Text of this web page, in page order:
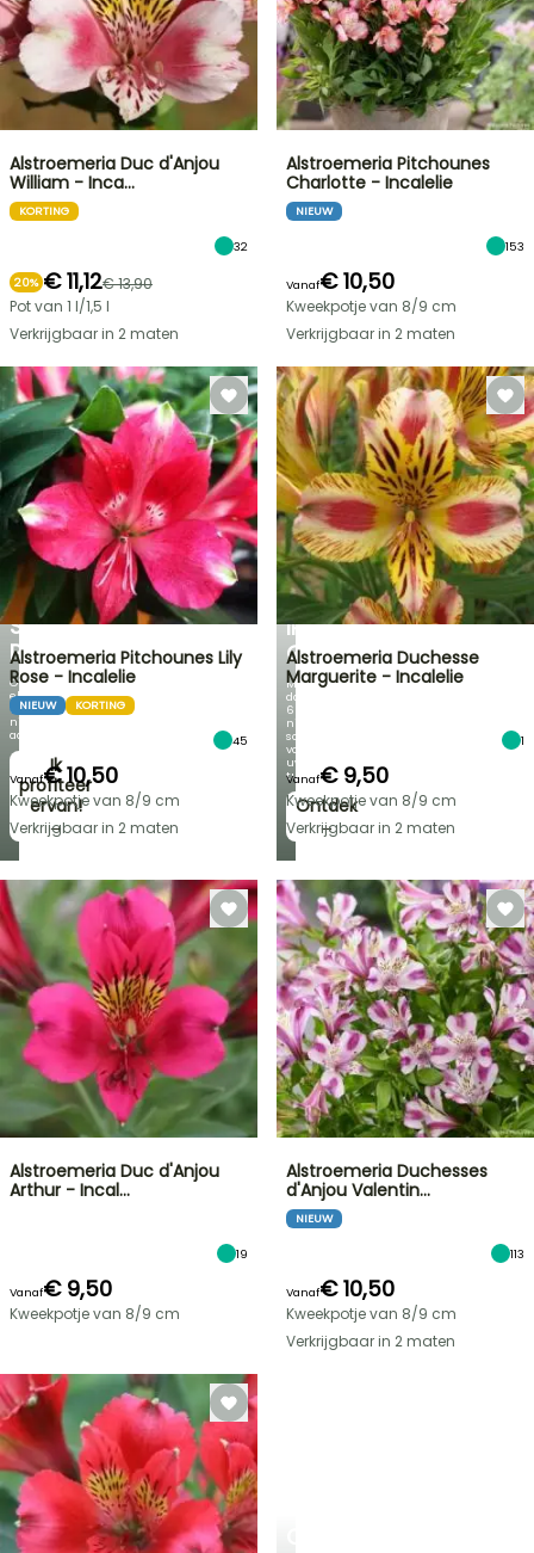
FLASH-
SALES
TOT
30%
KORTING
OP
EEN
SELECTIE
PLANTEN!
Ontdek
elke
week
nieuwe
aanbiedingen
Ik
profiteer
ervan!
→
VOORJAARSBOLLEN
NIEUWIGHEDEN
VAN
IRIS
GERMANICA
Meer
dan
60
nieuwe
soorten
voor
uw
tuin!
Ontdek
→
Alstroemeria Duc d'Anjou
William - Inca…
KORTING
32
20% € 11,12€ 13,90
Pot van 1 l/1,5 l
Verkrijgbaar in 2 maten
Alstroemeria Pitchounes
Charlotte - Incalelie
NIEUW
153
Vanaf€ 10,50
Kweekpotje van 8/9 cm
Verkrijgbaar in 2 maten
Alstroemeria Pitchounes Lily
Rose - Incalelie
NIEUW KORTING
45
Vanaf€ 10,50
Kweekpotje van 8/9 cm
Verkrijgbaar in 2 maten
Alstroemeria Duchesse
Marguerite - Incalelie
1
Vanaf€ 9,50
Kweekpotje van 8/9 cm
Verkrijgbaar in 2 maten
Alstroemeria Duc d'Anjou
Arthur - Incal…
19
Vanaf€ 9,50
Kweekpotje van 8/9 cm
Alstroemeria Duchesses
d'Anjou Valentin…
NIEUW
113
Vanaf€ 10,50
Kweekpotje van 8/9 cm
Verkrijgbaar in 2 maten